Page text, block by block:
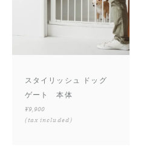
スタイリッシュ ドッグ
ゲート 本体
¥9,900
(tax included)